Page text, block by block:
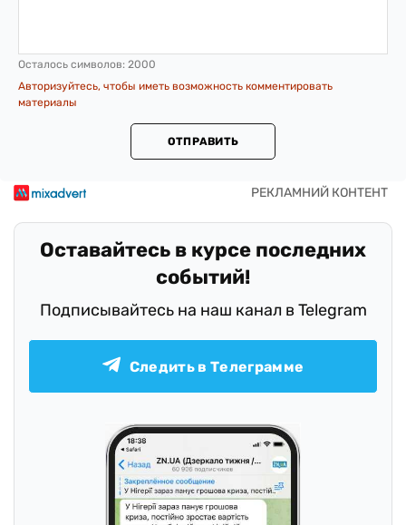
Осталось символов: 2000
Авторизуйтесь, чтобы иметь возможность комментировать
материалы
ОТПРАВИТЬ
Оставайтесь в курсе последних
событий!
Подписывайтесь на наш канал в Telegram
Следить в Телеграмме